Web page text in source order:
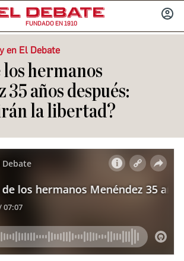
FUNDADO EN 1910
SESIÓN
en El Debate
los hermanos
años después:
la libertad?